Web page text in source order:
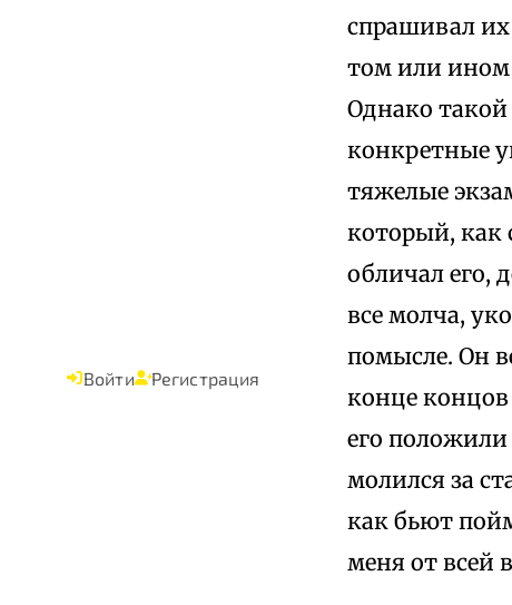
Войти Регистрация
спрашивал их
том или ином
Однако такой
конкретные
тяжелые
который, как
обличал его,
все молча,
помысле. Он
конце
его
молился за
как бьют
меня от всей